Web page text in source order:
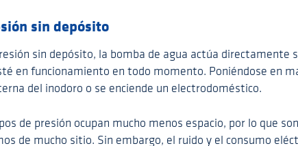
sin depósito
sin depósito, la bomba de agua actúa directamente
en funcionamiento en todo momento. Poniéndose en
del inodoro o se enciende un electrodoméstico.
de presión ocupan mucho menos espacio, por lo que
de mucho sitio. Sin embargo, el ruido y el consumo